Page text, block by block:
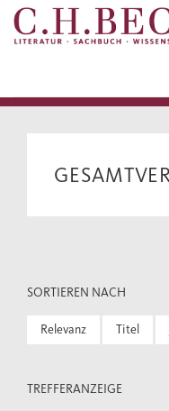
SORTIEREN NACH
Relevanz Titel
TREFFERANZEIGE